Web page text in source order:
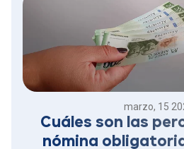
marzo, 15
Cuáles son las
nómina